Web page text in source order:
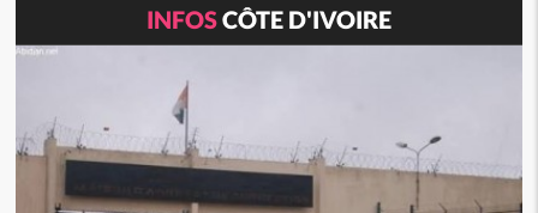
INFOSCÔTE D'IVOIRE